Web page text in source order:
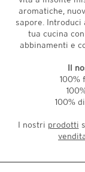
aromatiche,
sapore.
tua cucina
abbinamenti e
Il
100%
100%
I nostri prodotti